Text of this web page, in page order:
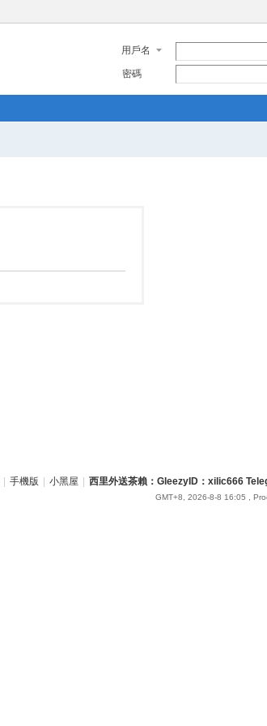
用戶名
密碼
手機版 小黑屋 西里外送茶賴：GleezyID：xilic666
GMT+8, 2026-8-8 16:05 ,